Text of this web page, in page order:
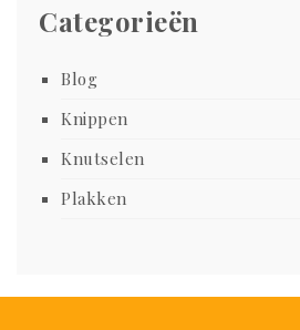
Categorieën
Blog
Knippen
Knutselen
Plakken